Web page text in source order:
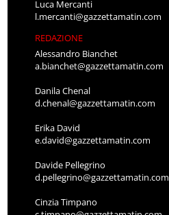
REDAZIONE
Alessandro Bianchet
a.bianchet@gazzettamatin.com
Danila Chenal
d.chenal@gazzettamatin.com
Erika David
e.david@gazzettamatin.com
Davide Pellegrino
d.pellegrino@gazzettamatin.com
Cinzia Timpano
c.timpano@gazzettamatin.com